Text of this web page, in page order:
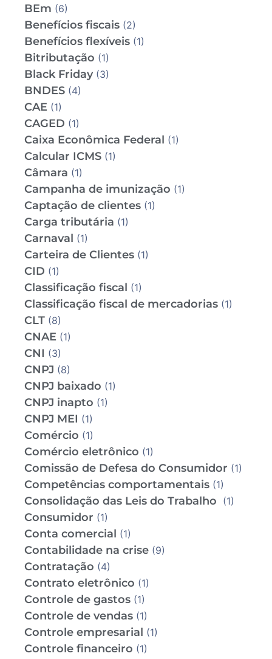
BEm (6)
Benefícios fiscais (2)
Benefícios flexíveis (1)
Bitributação (1)
Black Friday(3)
BNDES (4)
CAE (1)
CAGED (1)
Caixa Econômica Federal (1)
Calcular ICMS (1)
Câmara (1)
Campanha de imunização (1)
Captação de clientes (1)
Carga tributária (1)
Carnaval (1)
Carteira de Clientes (1)
CID (1)
Classificação fiscal (1)
Classificação fiscal de mercadorias (1)
CLT (8)
CNAE (1)
CNI (3)
CNPJ (8)
CNPJ baixado (1)
CNPJ inapto (1)
CNPJ MEI (1)
Comércio (1)
Comércio eletrônico (1)
Comissão de Defesa do Consumidor (1)
Competências comportamentais (1)
Consolidação das Leis do Trabalho (1)
Consumidor (1)
Conta comercial (1)
Contabilidade na crise (9)
Contratação (4)
Contrato eletrônico (1)
Controle de gastos (1)
Controle de vendas (1)
Controle empresarial (1)
Controle financeiro (1)